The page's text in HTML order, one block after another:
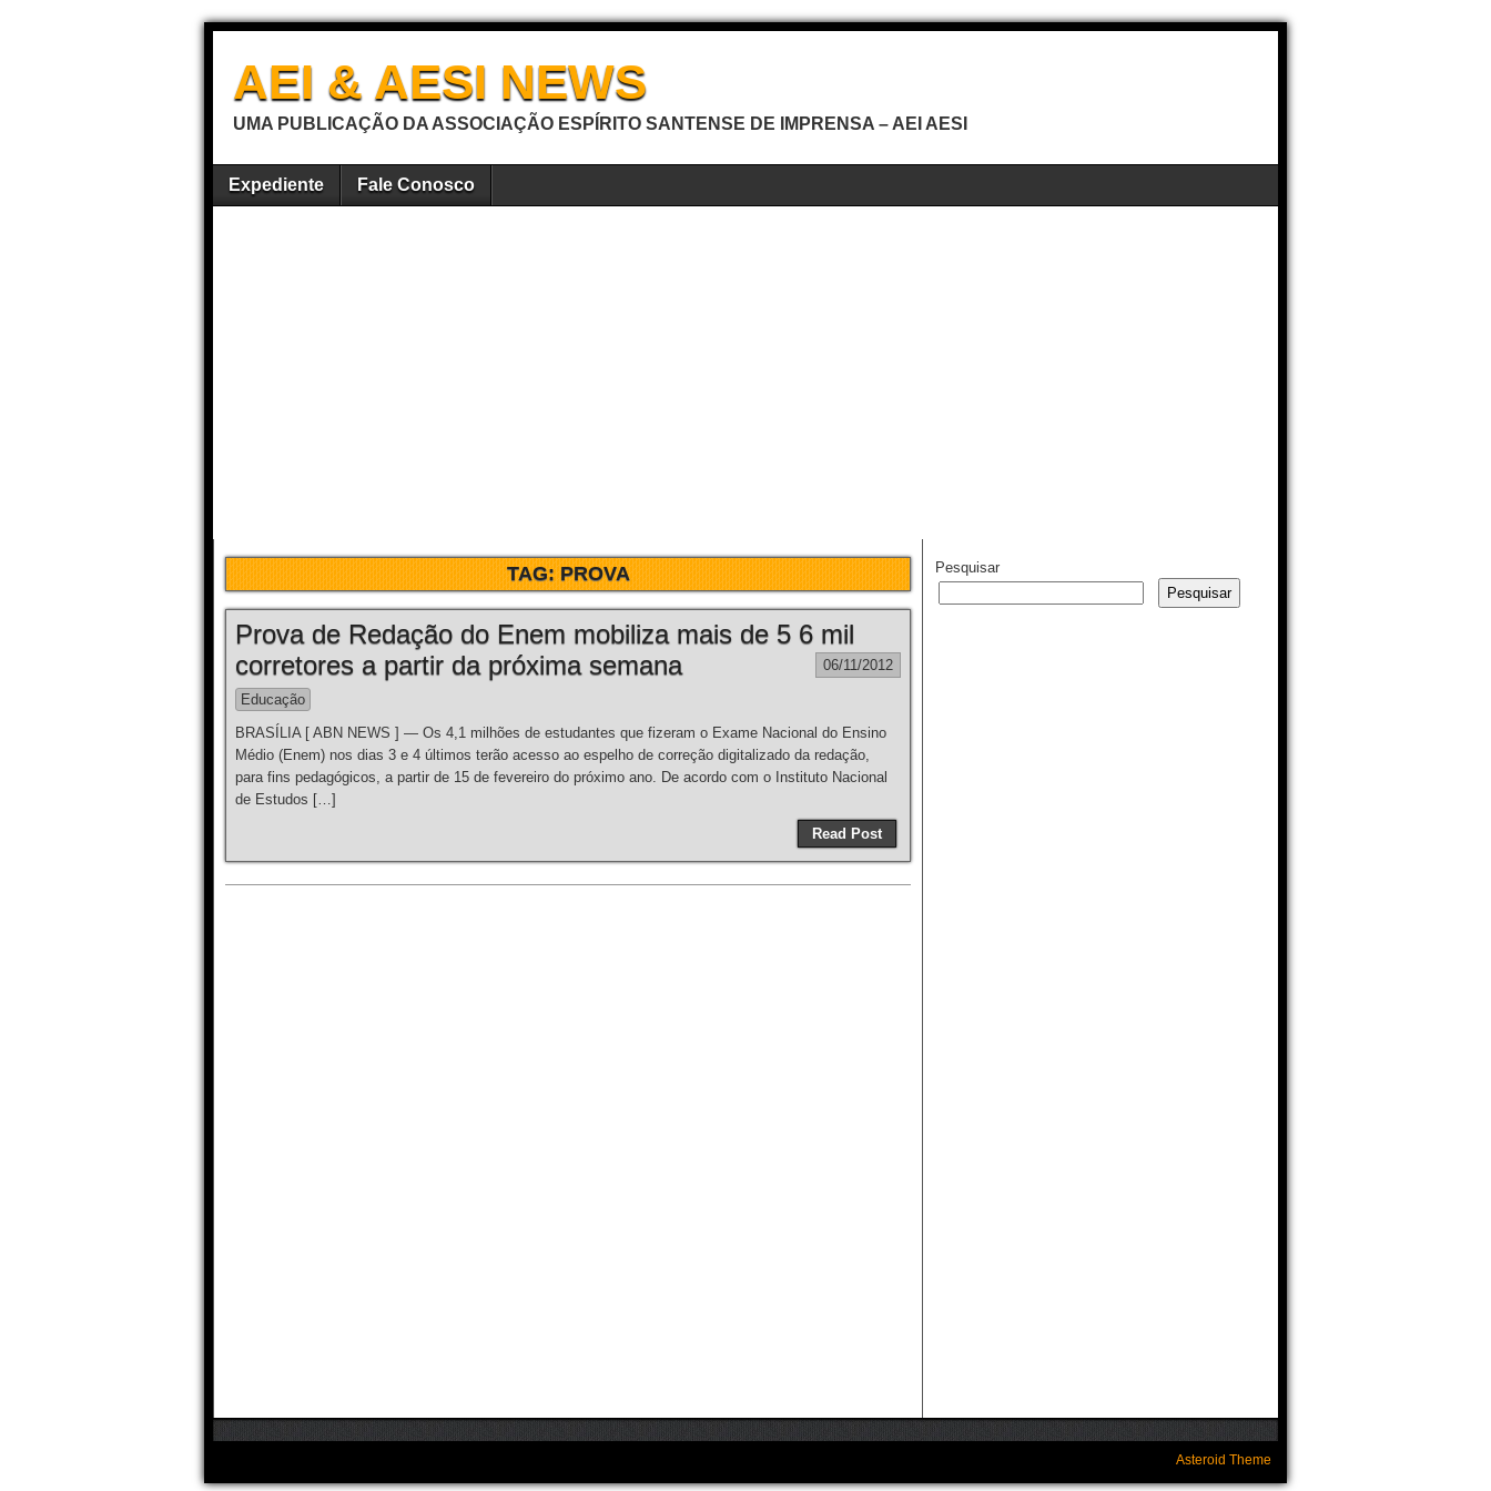
AEI & AESI NEWS
UMA PUBLICAÇÃO DA ASSOCIAÇÃO ESPÍRITO SANTENSE DE IMPRENSA – AEI AESI
Expediente Fale Conosco
TAG:PROVA
Prova de Redação do Enem mobiliza mais de 5 6 mil
corretores a partir da próxima semana
06/11/2012
Educação
BRASÍLIA [ ABN NEWS ] — Os 4,1 milhões de estudantes que fizeram o Exame Nacional do Ensino
Médio (Enem) nos dias 3 e 4 últimos terão acesso ao espelho de correção digitalizado da redação,
para fins pedagógicos, a partir de 15 de fevereiro do próximo ano. De acordo com o Instituto Nacional
de Estudos […]
Read Post
Pesquisar
Pesquisar
Asteroid Theme